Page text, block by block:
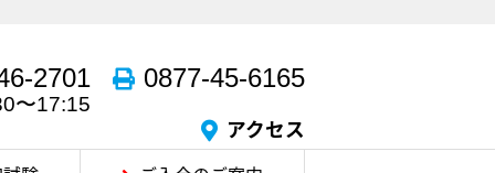
2701
〜17:15
0877-45-6165
アクセス